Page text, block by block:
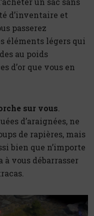
d’inventaire et
passerez
éléments légers qui
au poids
d’or que vous en
sur vous.
d’araignées, ne
de rapières, mais
bien que n’importe
à vous débarrasser